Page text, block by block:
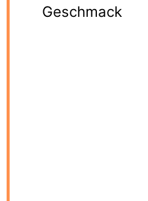
Geschmack